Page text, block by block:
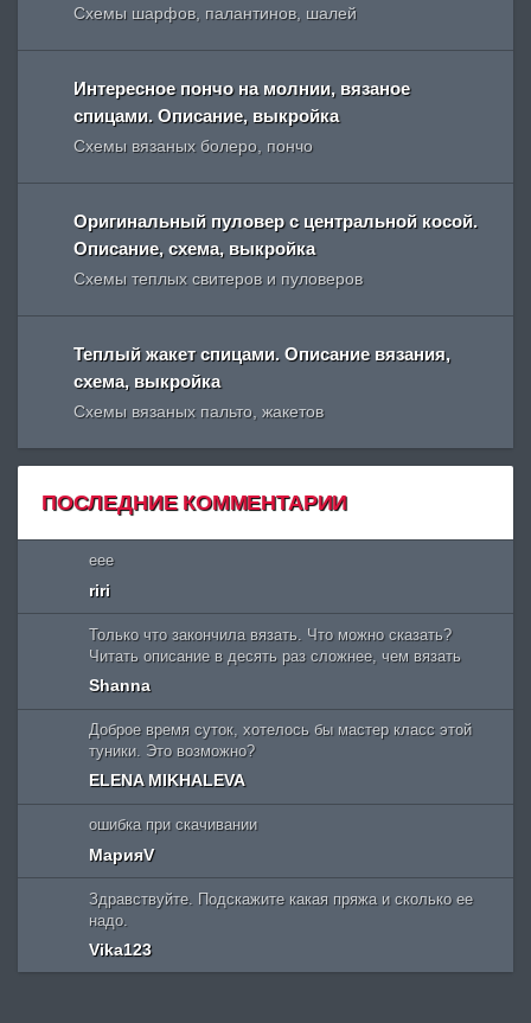
Схемы шарфов, палантинов, шалей
Интересное пончо на молнии, вязаное
спицами. Описание, выкройка
Схемы вязаных болеро, пончо
Оригинальный пуловер с центральной косой.
Описание, схема, выкройка
Схемы теплых свитеров и пуловеров
Теплый жакет спицами. Описание вязания,
схема, выкройка
Схемы вязаных пальто, жакетов
ПОСЛЕДНИЕ КОММЕНТАРИИ
eee
riri
Только что закончила вязать. Что можно сказать?
Читать описание в десять раз сложнее, чем вязать
Shanna
Доброе время суток, хотелось бы мастер класс этой
туники. Это возможно?
ELENA MIKHALEVA
ошибка при скачивании
МарияV
Здравствуйте. Подскажите какая пряжа и сколько ее
надо.
Vika123